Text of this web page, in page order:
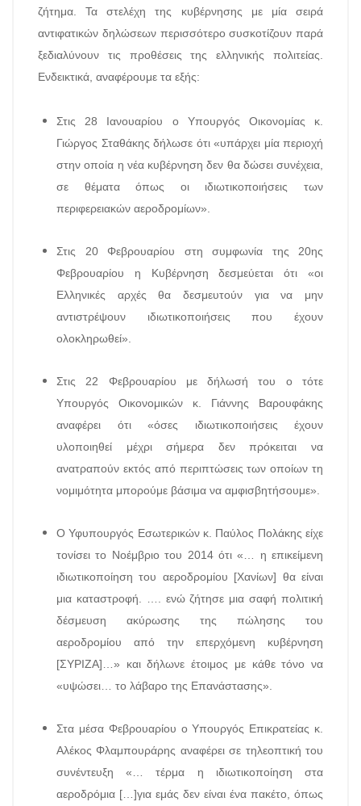
ζήτημα. Τα στελέχη της κυβέρνησης με μία σειρά
αντιφατικών δηλώσεων περισσότερο συσκοτίζουν παρά
ξεδιαλύνουν τις προθέσεις της ελληνικής πολιτείας.
Ενδεικτικά, αναφέρουμε τα εξής:
Στις 28 Ιανουαρίου ο Υπουργός Οικονομίας κ.
Γιώργος Σταθάκης δήλωσε ότι «υπάρχει μία περιοχή
στην οποία η νέα κυβέρνηση δεν θα δώσει συνέχεια,
σε θέματα όπως οι ιδιωτικοποιήσεις των
περιφερειακών αεροδρομίων».
Στις 20 Φεβρουαρίου στη συμφωνία της 20ης
Φεβρουαρίου η Κυβέρνηση δεσμεύεται ότι «οι
Ελληνικές αρχές θα δεσμευτούν για να μην
αντιστρέψουν ιδιωτικοποιήσεις που έχουν
ολοκληρωθεί».
Στις 22 Φεβρουαρίου με δήλωσή του ο τότε
Υπουργός Οικονομικών κ. Γιάννης Βαρουφάκης
αναφέρει ότι «όσες ιδιωτικοποιήσεις έχουν
υλοποιηθεί μέχρι σήμερα δεν πρόκειται να
ανατραπούν εκτός από περιπτώσεις των οποίων τη
νομιμότητα μπορούμε βάσιμα να αμφισβητήσουμε».
Ο Υφυπουργός Εσωτερικών κ. Παύλος Πολάκης είχε
τονίσει το Νοέμβριο του 2014 ότι «… η επικείμενη
ιδιωτικοποίηση του αεροδρομίου [Χανίων] θα είναι
μια καταστροφή. …. ενώ ζήτησε μια σαφή πολιτική
δέσμευση ακύρωσης της πώλησης του
αεροδρομίου από την επερχόμενη κυβέρνηση
[ΣΥΡΙΖΑ]…» και δήλωνε έτοιμος με κάθε τόνο να
«υψώσει… το λάβαρο της Επανάστασης».
Στα μέσα Φεβρουαρίου ο Υπουργός Επικρατείας κ.
Αλέκος Φλαμπουράρης αναφέρει σε τηλεοπτική του
συνέντευξη «… τέρμα η ιδιωτικοποίηση στα
αεροδρόμια […]για εμάς δεν είναι ένα πακέτο, όπως